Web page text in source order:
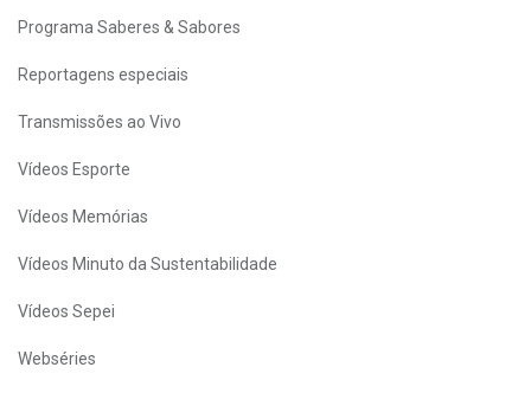
Programa Saberes & Sabores
Reportagens especiais
Transmissões ao Vivo
Vídeos Esporte
Vídeos Memórias
Vídeos Minuto da Sustentabilidade
Vídeos Sepei
Webséries